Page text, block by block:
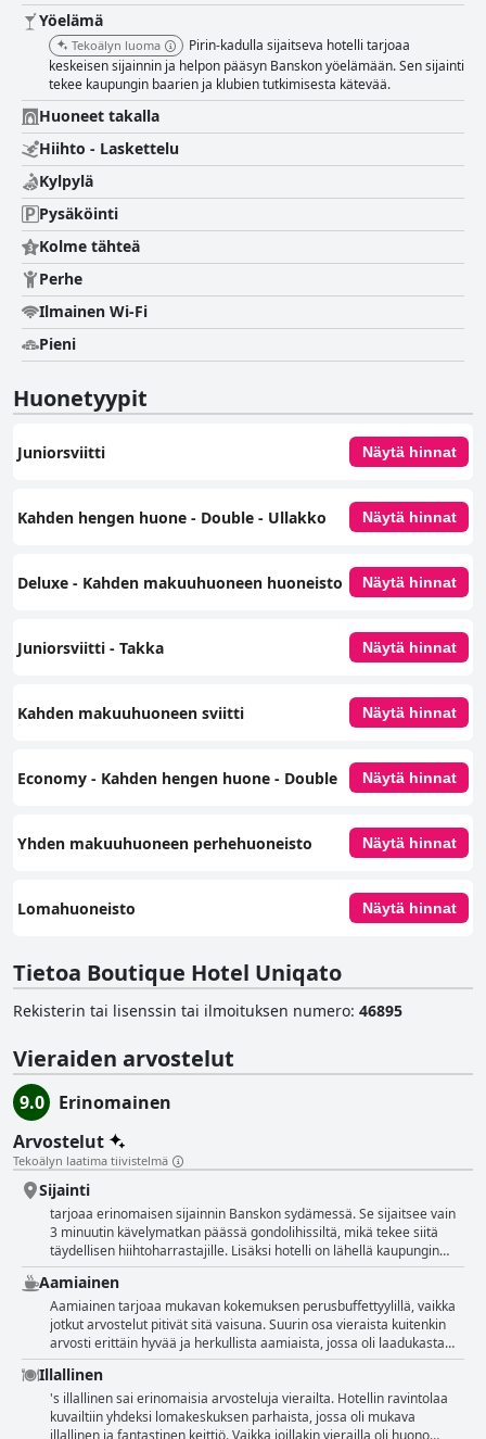
Yöelämä
Tekoälyn luoma
Pirin-kadulla sijaitseva hotelli tarjoaa
keskeisen sijainnin ja helpon pääsyn Banskon yöelämään. Sen sijainti
tekee kaupungin baarien ja klubien tutkimisesta kätevää.
Huoneet takalla
Hiihto - Laskettelu
Kylpylä
Pysäköinti
Kolme tähteä
Perhe
Ilmainen Wi-Fi
Pieni
Huonetyypit
Juniorsviitti Näytä hinnat
Kahden hengen huone - Double - Ullakko Näytä hinnat
Deluxe - Kahden makuuhuoneen huoneisto Näytä hinnat
Juniorsviitti - Takka Näytä hinnat
Kahden makuuhuoneen sviitti Näytä hinnat
Economy - Kahden hengen huone - Double Näytä hinnat
Yhden makuuhuoneen perhehuoneisto Näytä hinnat
Lomahuoneisto Näytä hinnat
Tietoa Boutique Hotel Uniqato
Rekisterin tai lisenssin tai ilmoituksen numero: 46895
Vieraiden arvostelut
9.0
Erinomainen
Arvostelut
Tekoälyn laatima tiivistelmä
Sijainti
tarjoaa erinomaisen sijainnin Banskon sydämessä. Se sijaitsee vain
3 minuutin kävelymatkan päässä gondolihissiltä, mikä tekee siitä
täydellisen hiihtoharrastajille. Lisäksi hotelli on lähellä kaupungin
palveluita, parhaita ravintoloita, kauppoja ja pankkiautomaattia.
Hotelliin on helppo pääsy maanalaisesta pysäköintihallista, ja se on
lähellä viihdepaikkoja. Suurista huoneista on upeat näkymät
vuoristomaisemaan. Hotelli on ihanteellinen paikka aloittaa
vaellukset vuoristossa. Ystävällinen henkilökunta ja hotellin hyvä
sijainti takaavat miellyttävän oleskelun vieraille.
Aamiainen
Aamiainen tarjoaa mukavan kokemuksen perusbuffettyylillä, vaikka
jotkut arvostelut pitivät sitä vaisuna. Suurin osa vieraista kuitenkin
arvosti erittäin hyvää ja herkullista aamiaista, jossa oli laadukasta
ruokaa ja laaja valikoima vaihtoehtoja. Jotkut jopa kuvailivat sitä
poikkeukselliseksi ja ihanaksi. Aamiainen voi olla joko buffet tai
valittavissa menusta, jossa on Continental-, English-, French-,
Healthy- ja Bansko-tyylisiä vaihtoehtoja. Vieraat voivat myös nauttia
hyvästä valikoimasta lämpimiä ja kylmiä continental-aamiaisia.
Illallinen
's illallinen sai erinomaisia arvosteluja vierailta. Hotellin ravintolaa
kuvailtiin yhdeksi lomakeskuksen parhaista, jossa oli mukava
illallinen ja fantastinen keittiö. Vaikka joillakin vierailla oli huono